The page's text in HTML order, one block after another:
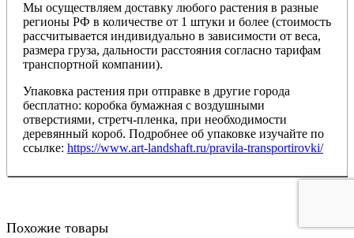
Мы осуществляем доставку любого растения в разные
регионы РФ в количестве от 1 штуки и более (стоимость
рассчитывается индивидуально в зависимости от веса,
размера груза, дальности расстояния согласно тарифам
транспортной компании).
Упаковка растения при отправке в другие города
бесплатно: коробка бумажная с воздушными
отверстиями, стретч-пленка, при необходимости
деревянный короб. Подробнее об упаковке изучайте по
ссылке: https://www.art-landshaft.ru/pravila-transportirovki/
Похожие товары